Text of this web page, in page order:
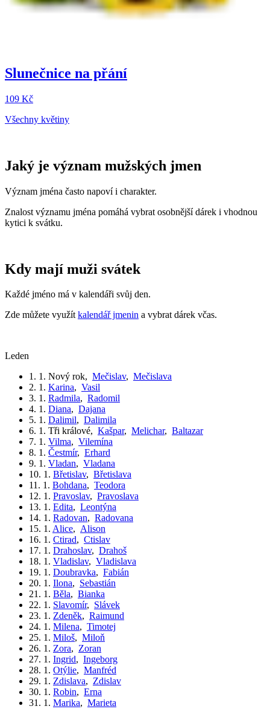
Slunečnice na přání
109 Kč
Všechny květiny
Jaký je význam mužských jmen
Význam jména často napoví i charakter.
Znalost významu jména pomáhá vybrat osobnější dárek i vhodnou
kytici k svátku.
Kdy mají muži svátek
Každé jméno má v kalendáři svůj den.
Zde můžete využítkalendář jmenin a vybrat dárek včas.
leden
1. 1. Nový rok, Mečislav, Mečislava
2. 1. Karina, Vasil
3. 1. Radmila, Radomil
4. 1. Diana, Dajana
5. 1. Dalimil, Dalimila
6. 1. Tři králové, Kašpar, Melichar, Baltazar
7. 1. Vilma, Vilemína
8. 1. Čestmír, Erhard
9. 1. Vladan, Vladana
10. 1. Břetislav, Břetislava
11. 1. Bohdana, Teodora
12. 1. Pravoslav, Pravoslava
13. 1. Edita, Leontýna
14. 1. Radovan, Radovana
15. 1. Alice, Alison
16. 1. Ctirad, Ctislav
17. 1. Drahoslav, Drahoš
18. 1. Vladislav, Vladislava
19. 1. Doubravka, Fabián
20. 1. Ilona, Sebastián
21. 1. Běla, Bianka
22. 1. Slavomír, Slávek
23. 1. Zdeněk, Raimund
24. 1. Milena, Timotej
25. 1. Miloš, Miloň
26. 1. Zora, Zoran
27. 1. Ingrid, Ingeborg
28. 1. Otýlie, Manfréd
29. 1. Zdislava, Zdislav
30. 1. Robin, Erna
31. 1. Marika, Marieta